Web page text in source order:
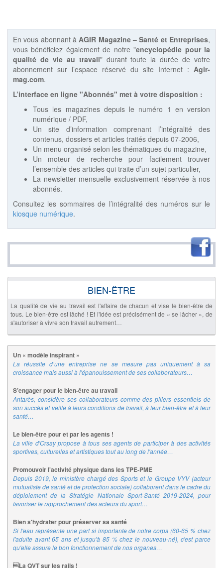
En vous abonnant àAGIR Magazine – Santé et Entreprises,
vous bénéficiez également de notre "encyclopédie pour la
qualité de vie au travail" durant toute la durée de votre
abonnement sur l’espace réservé du site Internet : Agir-
mag.com.
L’interface en ligne "Abonnés" met à votre disposition :
Tous les magazines depuis le numéro 1 en version
numérique / PDF,
Un site d’information comprenant l’intégralité des
contenus, dossiers et articles traités depuis 07-2006,
Un menu organisé selon les thématiques du magazine,
Un moteur de recherche pour facilement trouver
l’ensemble des articles qui traite d’un sujet particulier,
La newsletter mensuelle exclusivement réservée à nos
abonnés.
Consultez les sommaires de l’intégralité des numéros sur le
kiosque numérique.
BIEN-ÊTRE
La qualité de vie au travail est l'affaire de chacun et vise le bien-être de
tous. Le bien-être est lâché ! Et l'idée est précisément de « se lâcher », de
s'autoriser à vivre son travail autrement…
Un « modèle inspirant »
La réussite d’une entreprise ne se mesure pas uniquement à sa
croissance mais aussi à l'épanouissement de ses collaborateurs…
S’engager pour le bien-être au travail
Antarès, considère ses collaborateurs comme des piliers essentiels de
son succès et veille à leurs conditions de travail, à leur bien-être et à leur
santé…
Le bien-être pour et par les agents !
La ville d'Orsay propose à tous ses agents de participer à des activités
sportives, culturelles et artistiques tout au long de l'année…
Promouvoir l'activité physique dans les TPE-PME
Depuis 2019, le ministère chargé des Sports et le Groupe VYV (acteur
mutualiste de santé et de protection sociale) collaborent dans le cadre du
déploiement de la Stratégie Nationale Sport-Santé 2019-2024, pour
favoriser le rapprochement des acteurs du sport…
Bien s'hydrater pour préserver sa santé
Si l'eau représente une part si importante de notre corps (60-65 % chez
l'adulte avant 65 ans et jusqu'à 85 % chez le nouveau-né), c'est parce
qu'elle assure le bon fonctionnement de nos organes…
La QVT sur les rails !